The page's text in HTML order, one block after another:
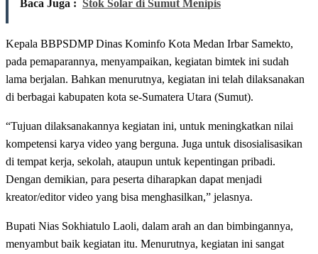
Baca Juga : Stok Solar di Sumut Menipis
Kepala BBPSDMP Dinas Kominfo Kota Medan Irbar Samekto,
pada pemaparannya, menyampaikan, kegiatan bimtek ini sudah
lama berjalan. Bahkan menurutnya, kegiatan ini telah dilaksanakan
di berbagai kabupaten kota se-Sumatera Utara (Sumut).
“Tujuan dilaksanakannya kegiatan ini, untuk meningkatkan nilai
kompetensi karya video yang berguna. Juga untuk disosialisasikan
di tempat kerja, sekolah, ataupun untuk kepentingan pribadi.
Dengan demikian, para peserta diharapkan dapat menjadi
kreator/editor video yang bisa menghasilkan,” jelasnya.
Bupati Nias Sokhiatulo Laoli, dalam arah an dan bimbingannya,
menyambut baik kegiatan itu. Menurutnya, kegiatan ini sangat